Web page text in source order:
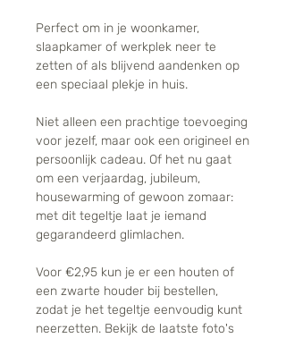
Perfect om in je woonkamer,
slaapkamer of werkplek neer te
zetten of als blijvend aandenken op
een speciaal plekje in huis.
Niet alleen een prachtige toevoeging
voor jezelf, maar ook een origineel en
persoonlijk cadeau. Of het nu gaat
om een verjaardag, jubileum,
housewarming of gewoon zomaar:
met dit tegeltje laat je iemand
gegarandeerd glimlachen.
Voor €2,95 kun je er een houten of
een zwarte houder bij bestellen,
zodat je het tegeltje eenvoudig kunt
neerzetten. Bekijk de laatste foto's